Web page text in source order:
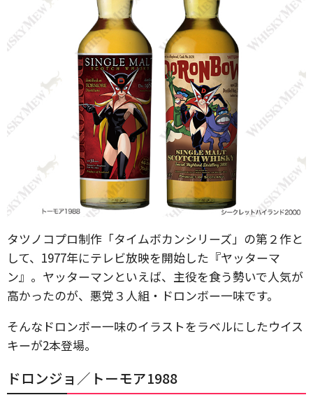
タツノコプロ制作「タイムボカンシリーズ」の第２作と
して、1977年にテレビ放映を開始した『ヤッターマ
ン』。ヤッターマンといえば、主役を食う勢いで人気が
高かったのが、悪党３人組・ドロンボー一味です。
そんなドロンボー一味のイラストをラベルにしたウイス
キーが2本登場。
ドロンジョ／トーモア1988